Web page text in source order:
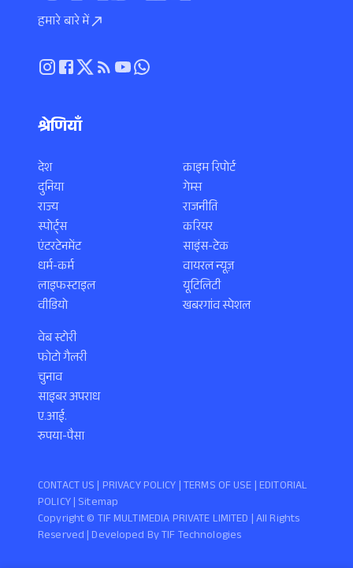
हमारे बारे में
श्रेणियाँ
देश
दुनिया
राज्य
स्पोर्ट्स
एंटरटेनमेंट
धर्म-कर्म
लाइफस्टाइल
वीडियो
क्राइम रिपोर्ट
गेम्स
राजनीति
करियर
साइंस-टेक
वायरल न्यूज़
यूटिलिटी
खबरगांव स्पेशल
वेब स्टोरी
फोटो गैलरी
चुनाव
साइबर अपराध
ए.आई.
रुपया-पैसा
Copyright ©️ TIF MULTIMEDIA PRIVATE LIMITED | All Rights
Reserved | Developed ByTIF Technologies
CONTACT US | PRIVACY POLICY |TERMS OF USE | EDITORIAL
POLICY| Sitemap